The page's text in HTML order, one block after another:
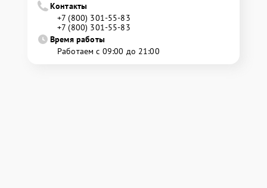
Контакты
+7 (800) 301-55-83
+7 (800) 301-55-83
Время работы
Работаем с 09:00 до 21:00